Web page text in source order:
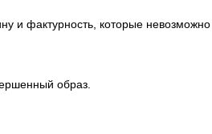
и фактурность, которые невозможно
образ.